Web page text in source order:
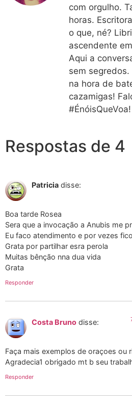
com orgulho.
horas.
o que, né?
ascendente
Aqui a
sem
na hora de
cazamigas!
#ÉnóisQueVoa!
Respostas de 4
Patricia disse:
Boa tarde Rosea
Sera que a invocação a Anubis me
Eu faco atendimento e por vezes
Grata por partilhar esra perola
Muitas bênção nna dua vida
Grata
Responder
Costa Bruno disse:
Faça mais exemplos de oraçoes ou
Agradecia1 obrigado mt b seu
Responder